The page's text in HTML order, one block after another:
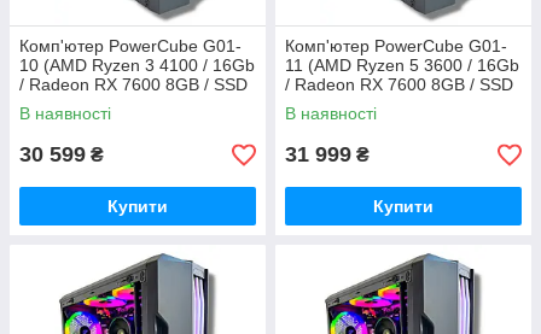
Комп'ютер PowerCube G01-
10 (AMD Ryzen 3 4100 / 16Gb
/ Radeon RX 7600 8GB / SSD
480Gb / 500W / USB 3.2)
В наявності
30 599 ₴
Купити
Комп'ютер PowerCube G01-
11 (AMD Ryzen 5 3600 / 16Gb
/ Radeon RX 7600 8GB / SSD
480Gb / 500W / USB 3.2)
В наявності
31 999 ₴
Купити